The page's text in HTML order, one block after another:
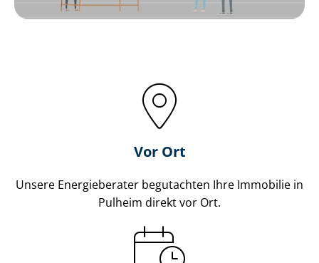
Vor Ort
Unsere Energieberater begutachten Ihre Immobilie in
Pulheim direkt vor Ort.